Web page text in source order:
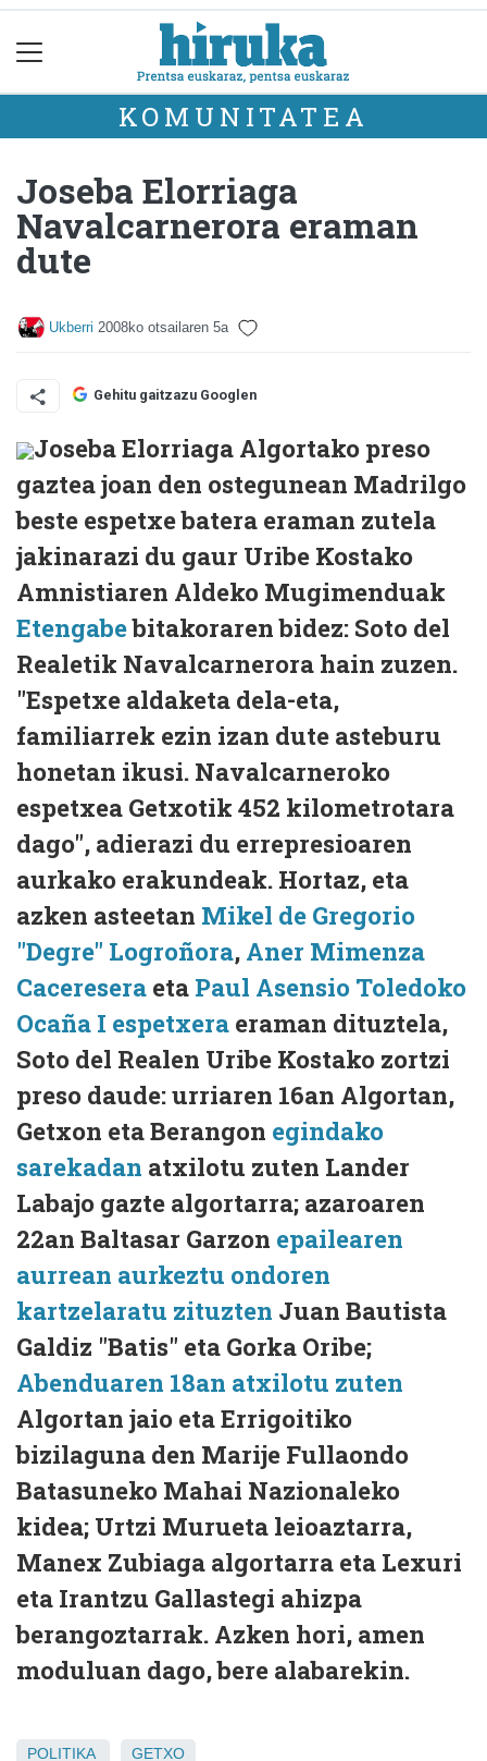
KOMUNITATEA
Joseba Elorriaga
Navalcarnerora eraman
dute
Ukberri 2008ko otsailaren 5a
Gehitu gaitzazu Googlen
Joseba Elorriaga Algortako preso
gaztea joan den ostegunean Madrilgo
beste espetxe batera eraman zutela
jakinarazi du gaur Uribe Kostako
Amnistiaren Aldeko Mugimenduak
Etengabebitakoraren bidez: Soto del
Realetik Navalcarnerora hain zuzen.
"Espetxe aldaketa dela-eta,
familiarrek ezin izan dute asteburu
honetan ikusi. Navalcarneroko
espetxea Getxotik 452 kilometrotara
dago", adierazi du errepresioaren
aurkako erakundeak. Hortaz, eta
azken asteetan Mikel de Gregorio
"Degre" Logroñora, Aner Mimenza
Caceresera eta Paul Asensio Toledoko
Ocaña I espetxera eraman dituztela,
Soto del Realen Uribe Kostako zortzi
preso daude: urriaren 16an Algortan,
Getxon eta Berangon egindako
sarekadan atxilotu zuten Lander
Labajo gazte algortarra; azaroaren
22an Baltasar Garzon epailearen
aurrean aurkeztu ondoren
kartzelaratu zituzten Juan Bautista
Galdiz "Batis" eta Gorka Oribe;
Abenduaren 18an atxilotu zuten
Algortan jaio eta Errigoitiko
bizilaguna den Marije Fullaondo
Batasuneko Mahai Nazionaleko
kidea; Urtzi Murueta leioaztarra,
Manex Zubiaga algortarra eta Lexuri
eta Irantzu Gallastegi ahizpa
berangoztarrak. Azken hori, amen
moduluan dago, bere alabarekin.
POLITIKA GETXO